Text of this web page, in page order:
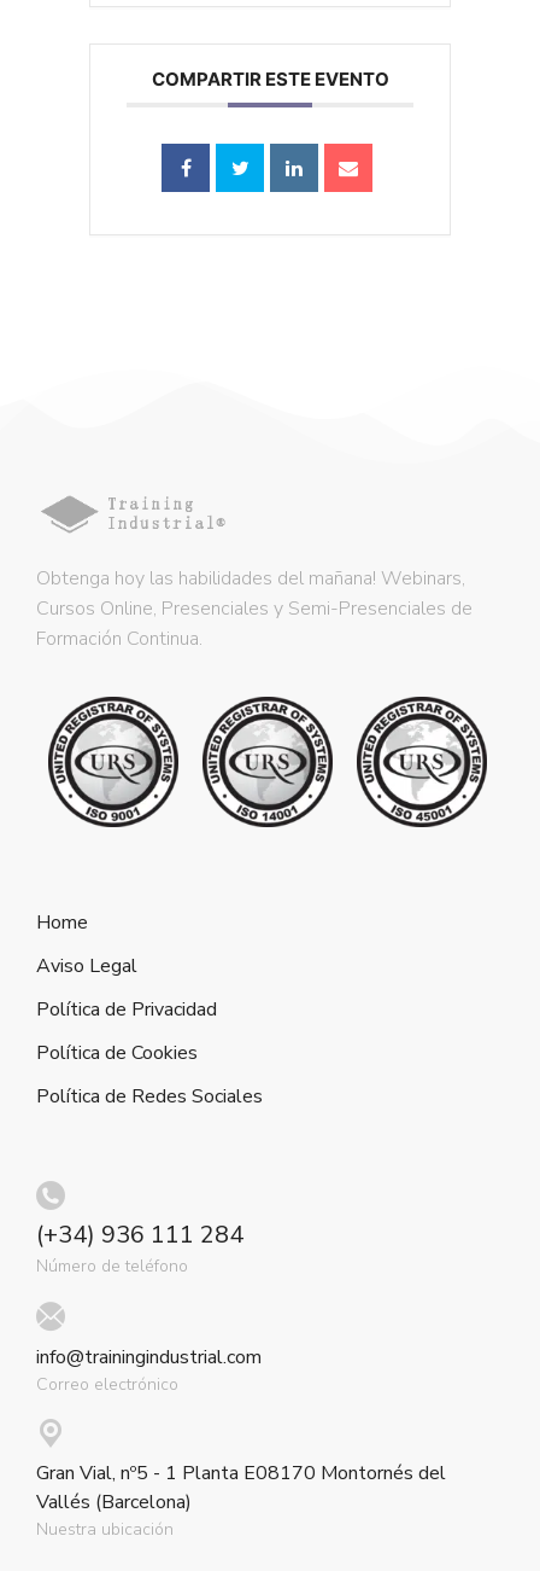
COMPARTIR ESTE EVENTO
Obtenga hoy las habilidades del mañana! Webinars,
Cursos Online, Presenciales y Semi-Presenciales de
Formación Continua.
Home
Aviso Legal
Política de Privacidad
Política de Cookies
Política de Redes Sociales
(+34) 936 111 284
Número de teléfono
info@trainingindustrial.com
Correo electrónico
Gran Vial, nº5 - 1 Planta E08170 Montornés del
Vallés (Barcelona)
Nuestra ubicación